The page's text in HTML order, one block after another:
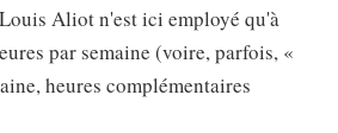
Aliot n'est ici employé qu'à
par semaine (voire, parfois, «
heures complémentaires